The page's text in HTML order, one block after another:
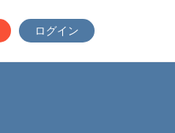
ログイン